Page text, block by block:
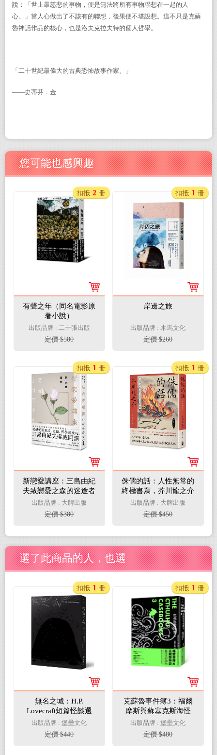
說：「世上最慈悲的事物，便是無法將所有事物聯想在一起的人
心。」當人心做出了不該有的聯想，後果便不堪設想。這不只是克蘇
魯神話作品的核心，也是洛夫克拉夫特的個人哲學。
「二十世紀最偉大的古典恐怖故事作家。」
——史蒂芬．金
您可能也感興趣
有聲之年（同名電影原
著小說）
出版品牌 : 二十張出版
定價 $580
扣抵 2 冊
岸邊之旅
出版品牌 : 木馬文化
定價 $260
扣抵 1 冊
新戀愛講座：三島由紀
夫致戀愛之森的迷途者
出版品牌 : 大牌出版
定價 $380
扣抵 1 冊
侏儒的話：人性無常的
終極書寫，芥川龍之介
思想作品集
出版品牌 : 大牌出版
定價 $450
扣抵 1 冊
選了此商品的人，也選
無名之城：H.P.
Lovecraft短篇怪談選
+克蘇魯神話故事傑作
選（全新重譯版）（首
刷贈「克蘇魯大宇宙」
出版品牌 : 堡壘文化
定價 $440
扣抵 1 冊
克蘇魯事件簿3：福爾
摩斯與蘇塞克斯海怪
出版品牌 : 堡壘文化
定價 $480
扣抵 1 冊